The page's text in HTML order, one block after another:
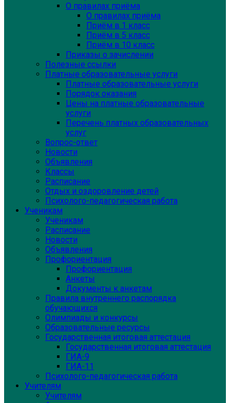
О правилах приёма
О правилах приёма
Приём в 1 класс
Приём в 5 класс
Приём в 10 класс
Приказы о зачислении
Полезные ссылки
Платные образовательные услуги
Платные образовательные услуги
Порядок оказания
Цены на платные образовательные
услуги
Перечень платных образовательных
услуг
Вопрос-ответ
Новости
Объявления
Классы
Расписание
Отдых и оздоровление детей
Психолого-педагогическая работа
Ученикам
Ученикам
Расписание
Новости
Объявления
Профориентация
Профориентация
Анкеты
Документы к анкетам
Правила внутреннего распорядка
обучающихся
Олимпиады и конкурсы
Образовательные ресурсы
Государственная итоговая аттестация
Государственная итоговая аттестация
ГИА-9
ГИА-11
Психолого-педагогическая работа
Учителям
Учителям